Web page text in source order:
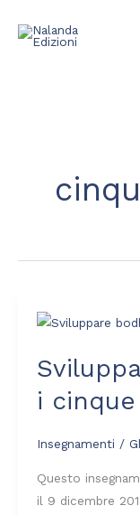
i
Insegnamenti /
Questo
il 9 dicembre
Sviluppare
con
cinque